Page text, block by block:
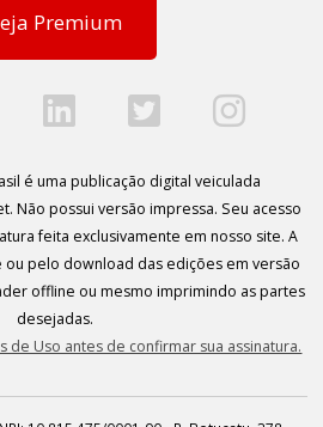
Premium
é uma publicação digital veiculada
Não possui versão impressa. Seu acesso
feita exclusivamente em nosso site. A
pelo download das edições em versão
offline ou mesmo imprimindo as partes
desejadas.
de Uso antes de confirmar sua assinatura.